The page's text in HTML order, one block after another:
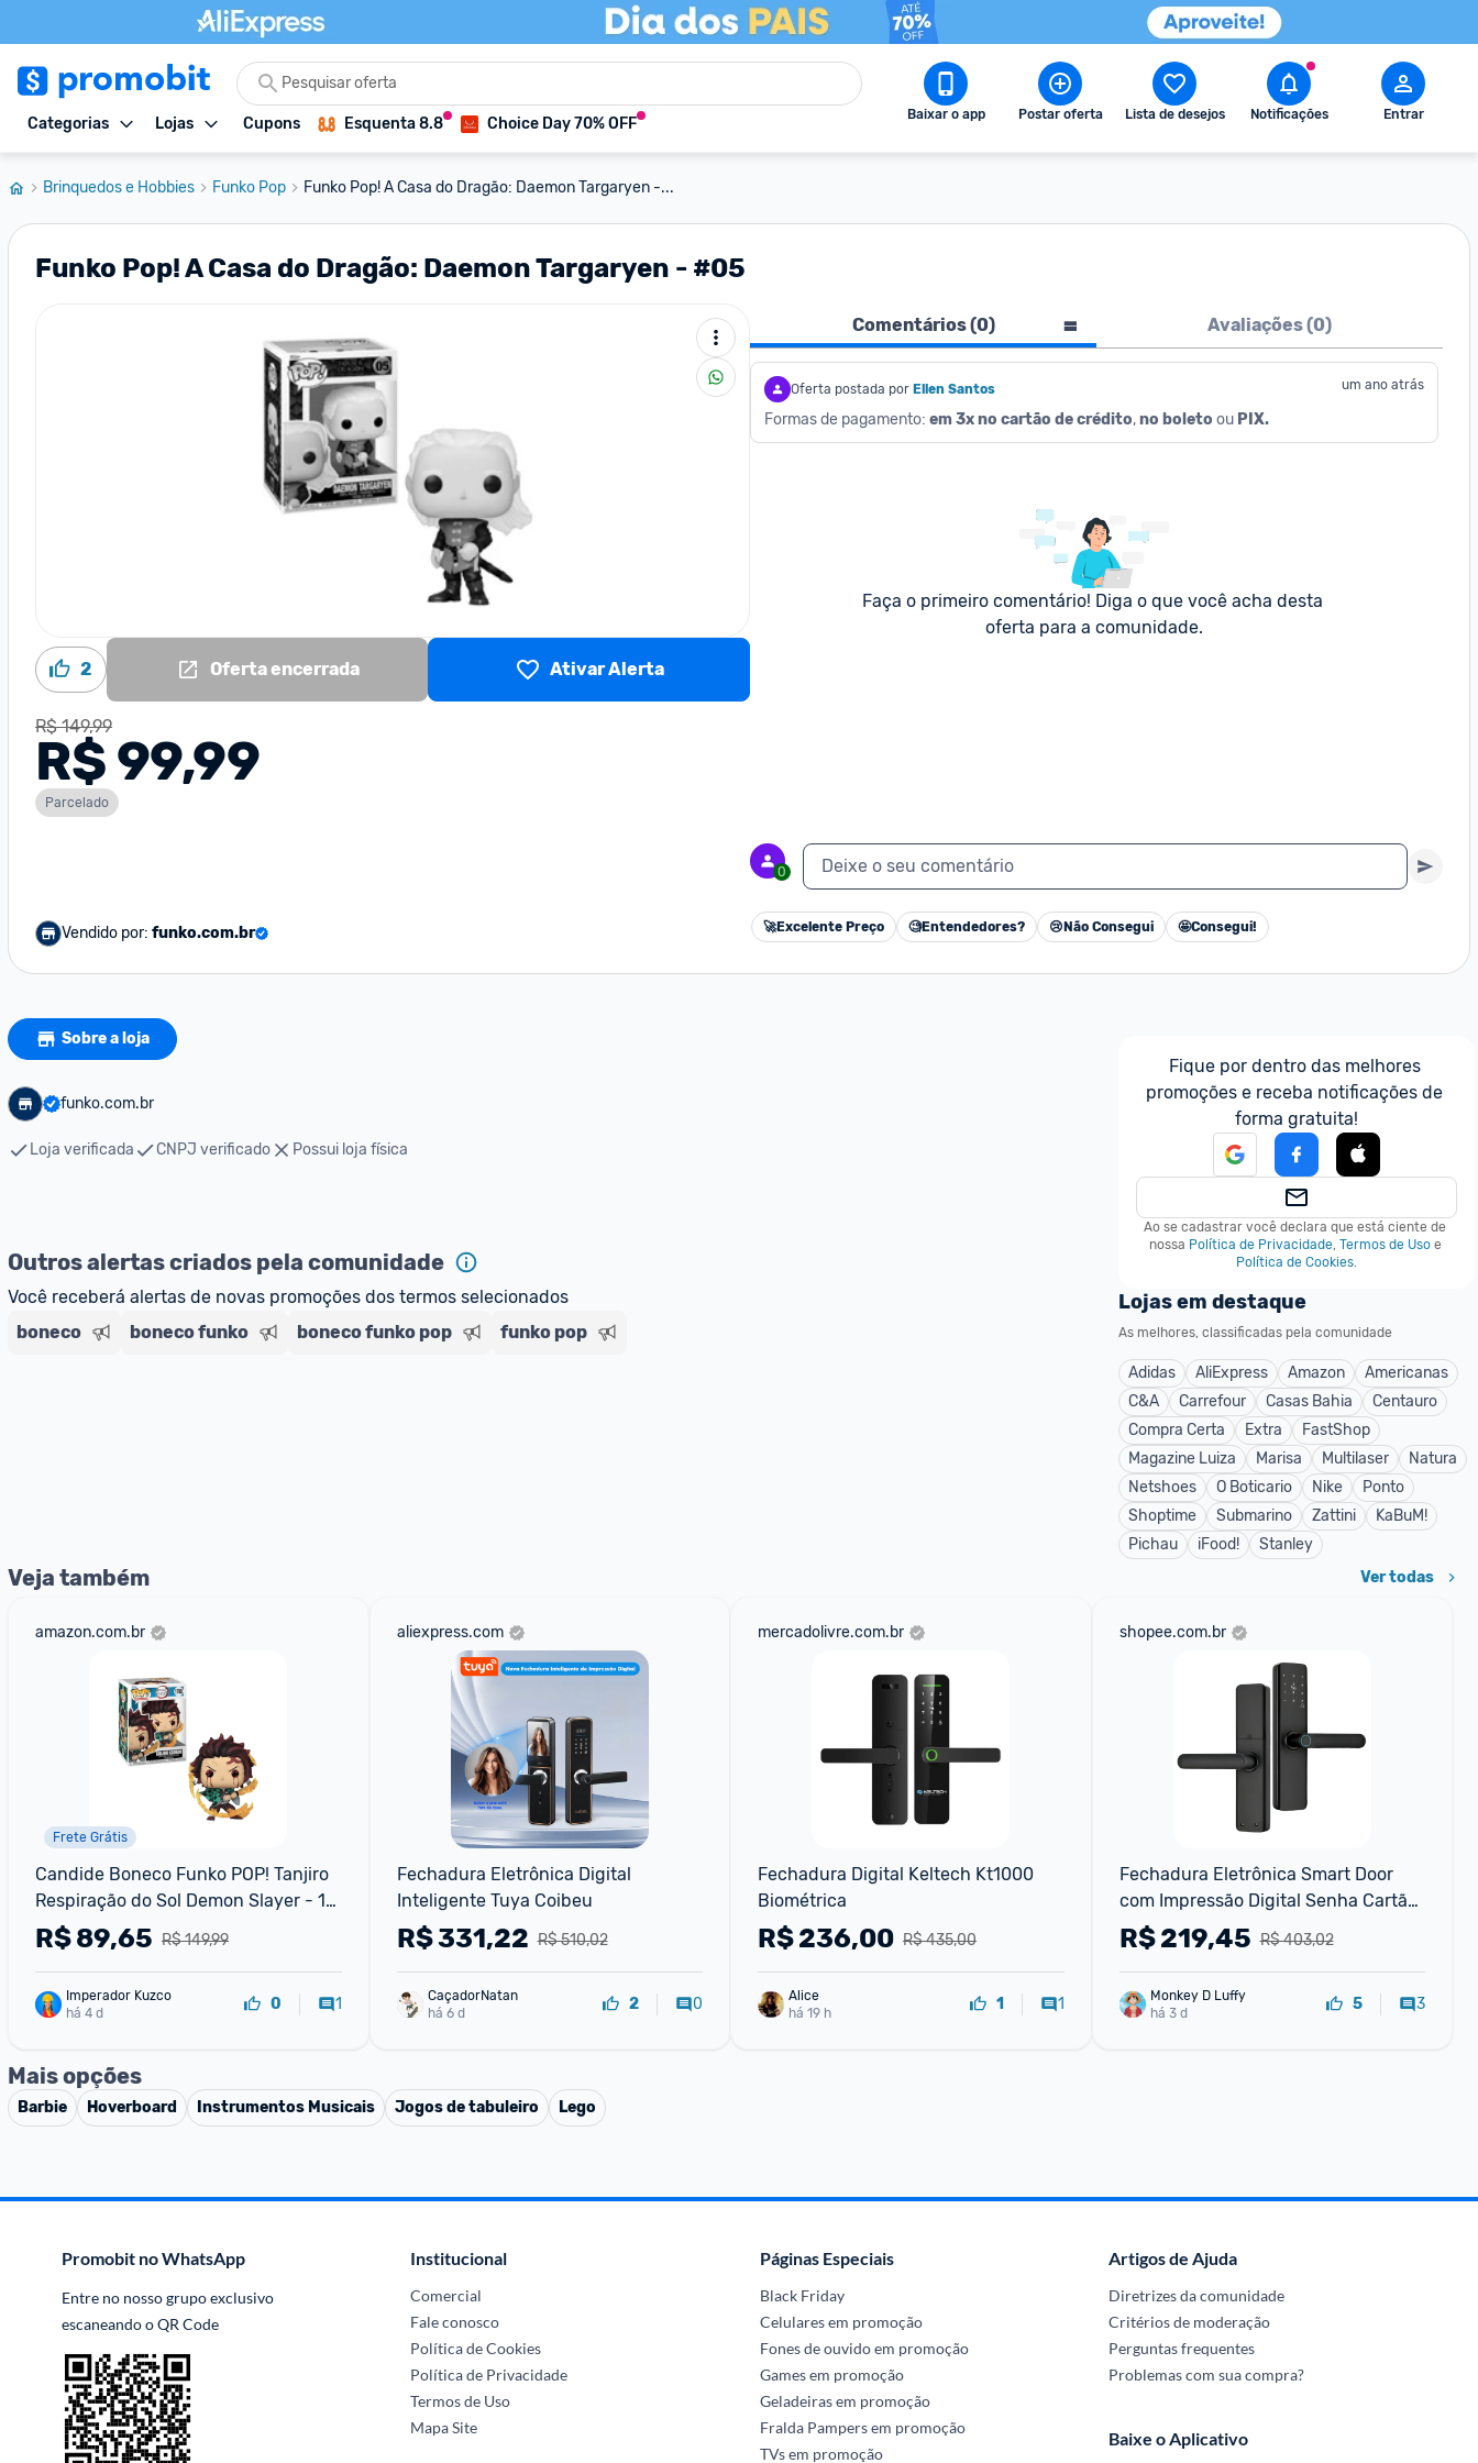
Categorias Lojas Cupons Esquenta 8.8 Choice Day 70% OFF Baixar o app Postar oferta Lista de desejos Notificações Entrar
Brinquedos e Hobbies Funko Pop Funko Pop! A Casa do Dragão: Daemon Targaryen -...
Funko Pop! A Casa do Dragão: Daemon Targaryen - #05
2 Oferta encerrada Ativar Alerta
R$ 149,99
R$ 99,99
Parcelado
Vendido por: funko.com.br
Comentários (0) Avaliações (0)
Oferta postada por Ellen Santos um ano atrás
Formas de pagamento: em 3x no cartão de crédito, no boleto ou PIX.
Faça o primeiro comentário! Diga o que você acha desta
oferta para a comunidade.
0 Deixe o seu comentário
🚀Excelente Preço 🧐Entendedores? 😢 Não Consegui 🤩Consegui!
Sobre a loja
funko.com.br
Loja verificada CNPJ verificado Possui loja física
Outros alertas criados pela comunidade
Você receberá alertas de novas promoções dos termos selecionados
boneco
boneco funko boneco funko pop funko pop
Fique por dentro das melhores
promoções e receba notificações de
forma gratuita!
Ao se cadastrar você declara que está ciente de
nossa Política de Privacidade, Termos de Uso e
Política de Cookies.
Lojas em destaque
As melhores, classificadas pela comunidade
Adidas AliExpress Amazon
Americanas
C&A
Carrefour Casas Bahia
Centauro
Compra Certa
Extra
FastShop
Magazine Luiza
Marisa Multilaser
Natura
Netshoes
O Boticario Nike
Ponto
Shoptime
Submarino Zattini
KaBuM!
Pichau
iFood! Stanley
Veja também Ver todas
amazon.com.br
Frete Grátis
Candide Boneco Funko POP! Tanjiro
Respiração do Sol Demon Slayer - 12
cm
R$ 149,99
R$89,65
Imperador Kuzco
há 4 d
0 1
aliexpress.com
Fechadura Eletrônica Digital
Inteligente Tuya Coibeu
R$ 510,02
R$331,22
CaçadorNatan
há 6 d
2 0
mercadolivre.com.br
Fechadura Digital Keltech Kt1000
Biométrica
R$ 435,00
R$236,00
Alice
há 19 h
1 1
shopee.com.br
Fechadura Eletrônica Smart Door
com Impressão Digital Senha Cartão
NFC e Chave Mecânica
R$ 403,02
R$219,45
Monkey D Luffy
há 3 d
5 3
Mais opções
Barbie Hoverboard Instrumentos Musicais Jogos de tabuleiro Lego
Promobit no WhatsApp
Entre no nosso grupo exclusivo
escaneando o QR Code
Institucional
Comercial
Fale conosco
Política de Cookies
Política de Privacidade
Termos de Uso
Mapa Site
Páginas Especiais
Black Friday
Celulares em promoção
Fones de ouvido em promoção
Games em promoção
Geladeiras em promoção
Fralda Pampers em promoção
TVs em promoção
Artigos de Ajuda
Diretrizes da comunidade
Critérios de moderação
Perguntas frequentes
Problemas com sua compra?
Baixe o Aplicativo